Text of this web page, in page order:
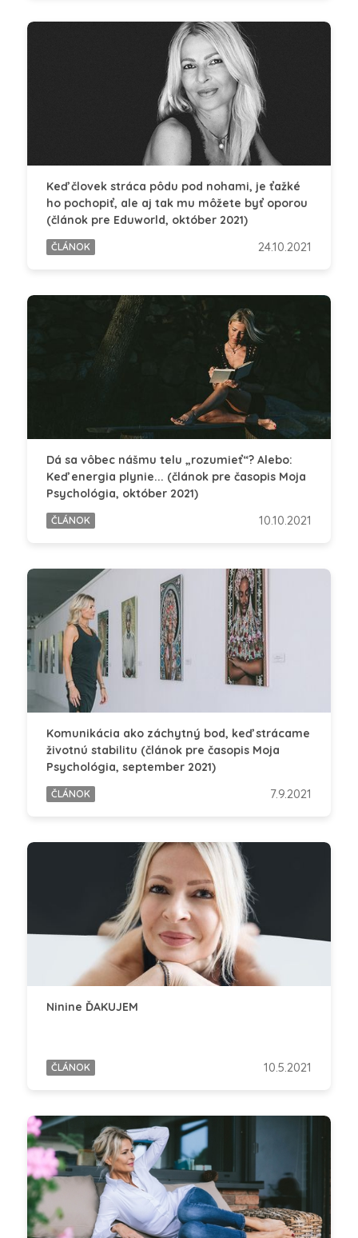
Keď človek stráca pôdu pod nohami, je ťažké
ho pochopiť, ale aj tak mu môžete byť oporou
(článok pre Eduworld, október 2021)
ČLÁNOK 24.10.2021
Dá sa vôbec nášmu telu „rozumieť“? Alebo:
Keď energia plynie... (článok pre časopis Moja
Psychológia, október 2021)
ČLÁNOK 10.10.2021
Komunikácia ako záchytný bod, keď strácame
životnú stabilitu (článok pre časopis Moja
Psychológia, september 2021)
ČLÁNOK 7.9.2021
Ninine ĎAKUJEM
ČLÁNOK 10.5.2021